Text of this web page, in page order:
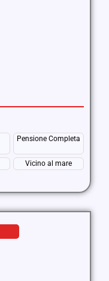
Pensione Completa
Vicino al mare